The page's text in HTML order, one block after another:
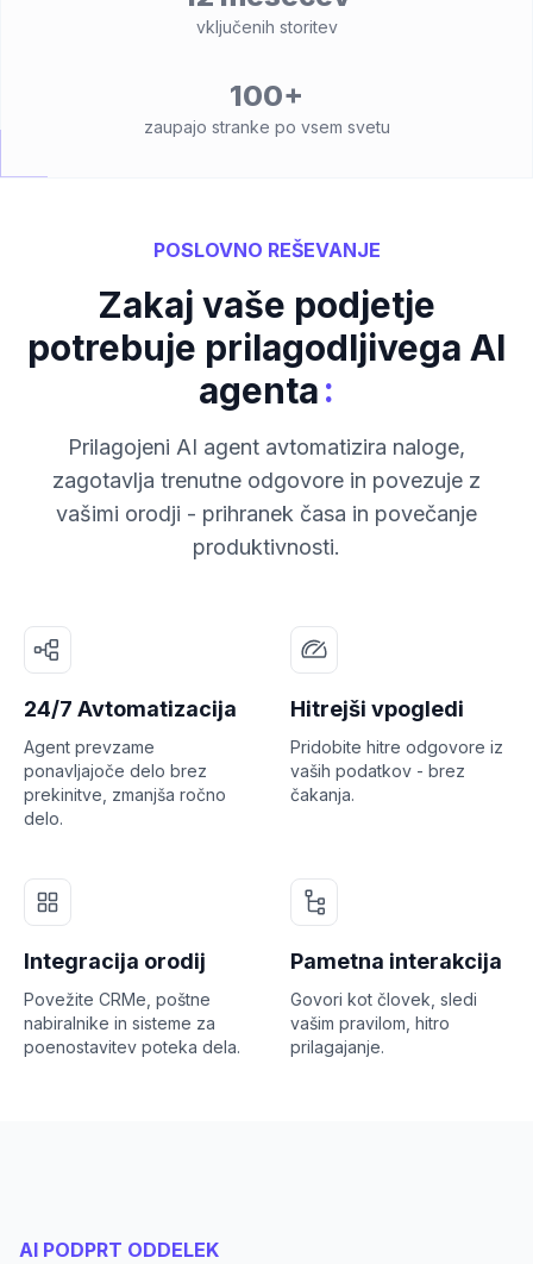
vključenih storitev
100+
zaupajo stranke po vsem svetu
POSLOVNO REŠEVANJE
Zakaj vaše podjetje
potrebuje prilagodljivega AI
agenta:
Prilagojeni AI agent avtomatizira naloge,
zagotavlja trenutne odgovore in povezuje z
vašimi orodji - prihranek časa in povečanje
produktivnosti.
24/7 Avtomatizacija
Agent prevzame
ponavljajoče delo brez
prekinitve, zmanjša ročno
delo.
Hitrejši vpogledi
Pridobite hitre odgovore iz
vaših podatkov - brez
čakanja.
Integracija orodij
Povežite CRMe, poštne
nabiralnike in sisteme za
poenostavitev poteka dela.
Pametna interakcija
Govori kot človek, sledi
vašim pravilom, hitro
prilagajanje.
AI PODPRT ODDELEK